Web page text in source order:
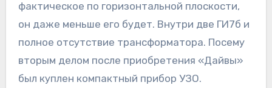
фактическое по горизонтальной плоскости,
он даже меньше его будет. Внутри две ГИ7б и
полное отсутствие трансформатора. Посему
вторым делом после приобретения «Дайвы»
был куплен компактный прибор УЗО.